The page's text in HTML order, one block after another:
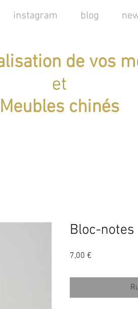
instagram blog
de vos
et
Meubles chinés
Bloc-
7,00 €